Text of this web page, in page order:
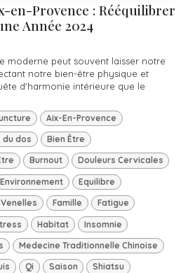
en-Provence : Rééquilibrer
Année 2024
moderne peut souvent laisser notre
notre bien-être physique et
d'harmonie intérieure que le
Aix-En-Provence
du dos Bien Être
Burnout Douleurs Cervicales
Environnement Equilibre
Famille Fatigue
Habitat Insomnie
Medecine Traditionnelle Chinoise
Qi Saison Shiatsu